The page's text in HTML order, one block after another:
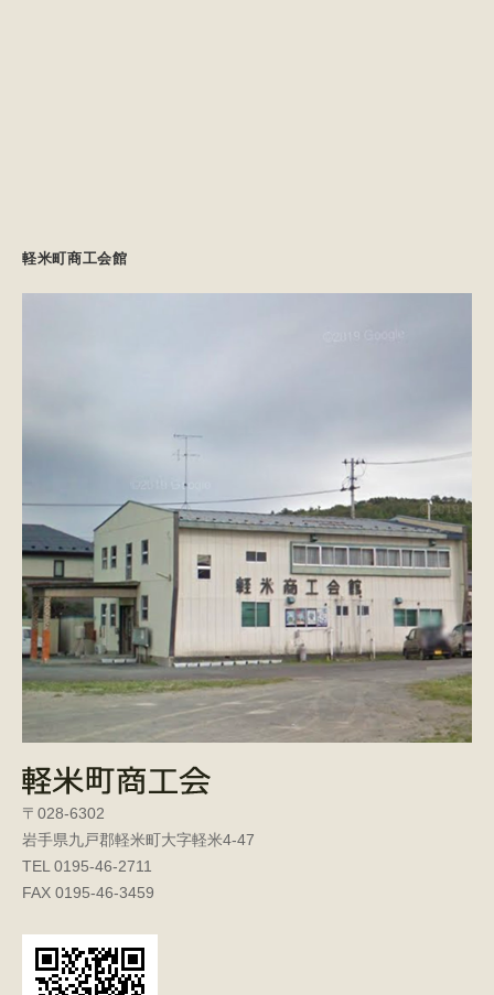
軽米町商工会館
〒028-6302
岩手県九戸郡軽米町大字軽米4-47
TEL 0195-46-2711
FAX 0195-46-3459